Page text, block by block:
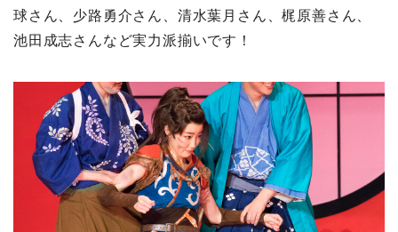
球さん、少路勇介さん、清水葉月さん、梶原善さん、
池田成志さんなど実力派揃いです！